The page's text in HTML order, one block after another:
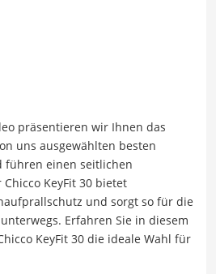
präsentieren wir Ihnen das
uns ausgewählten besten
führen einen seitlichen
KeyFit 30 bietet
und sorgt so für die
Erfahren Sie in diesem
KeyFit 30 die ideale Wahl für